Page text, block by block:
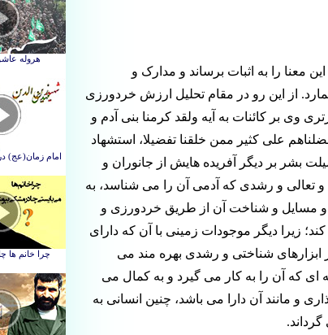
معنا را به اثبات برساند و مدارک و
از این رو در مقام تحلیل ارزش خردورزی
وی بر کائنات به آیه ولقد کرمنا بنی آدم و
علی کثیر ممن خلقنا تفضیلا، استشهاد
بشر بر دیگر آفریده هایش از جانوران و
تعالی و رشدی که آدمی آن را می شناسد، به
و مسایل و شناخت آن از طریق خردورزی و
زیرا دیگر موجودات زمینی با آن که دارای
شناختی و رشدی بهره مند می
ای که آن را به کار می گیرد و به کمال می
و مانند آن دارا می باشد، چنین انسانی به